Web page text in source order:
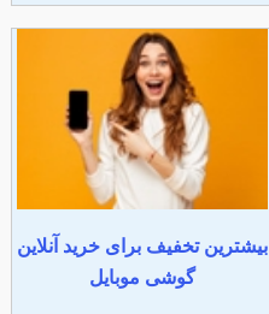
بیشترین تخفیف برای خرید آنلاین
گوشی موبایل